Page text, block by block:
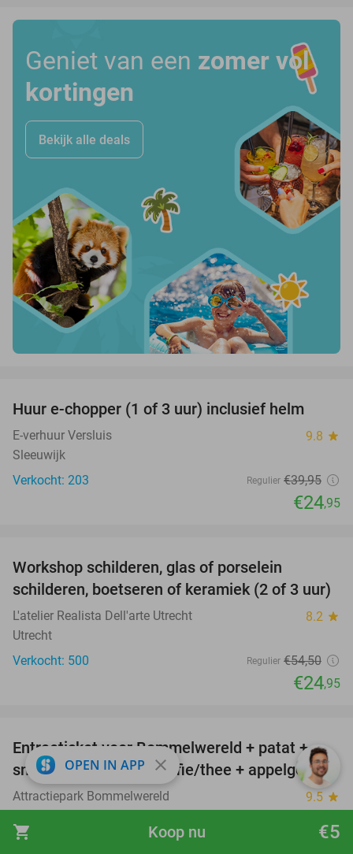
shopping_cart €5
Koop nu
Geniet van een zomer vol
kortingen
Bekijk alle deals
Huur e-chopper (1 of 3 uur) inclusief helm
E-verhuur Versluis 9.8 star
Sleeuwijk
Verkocht: 203
Regulier €39,95
€24,95
Workshop schilderen, glas of porselein
schilderen, boetseren of keramiek (2 of 3 uur)
L'atelier Realista Dell'arte Utrecht 8.2 star
Utrecht
Verkocht: 500
Regulier €54,50
€24,95
23%
Entreeticket voor Bommelwereld + patat +
snack + frisdrank of koffie/thee + appelgebak
Attractiepark Bommelwereld 9.5 star
Verkocht: 34.260
OPEN IN APP close